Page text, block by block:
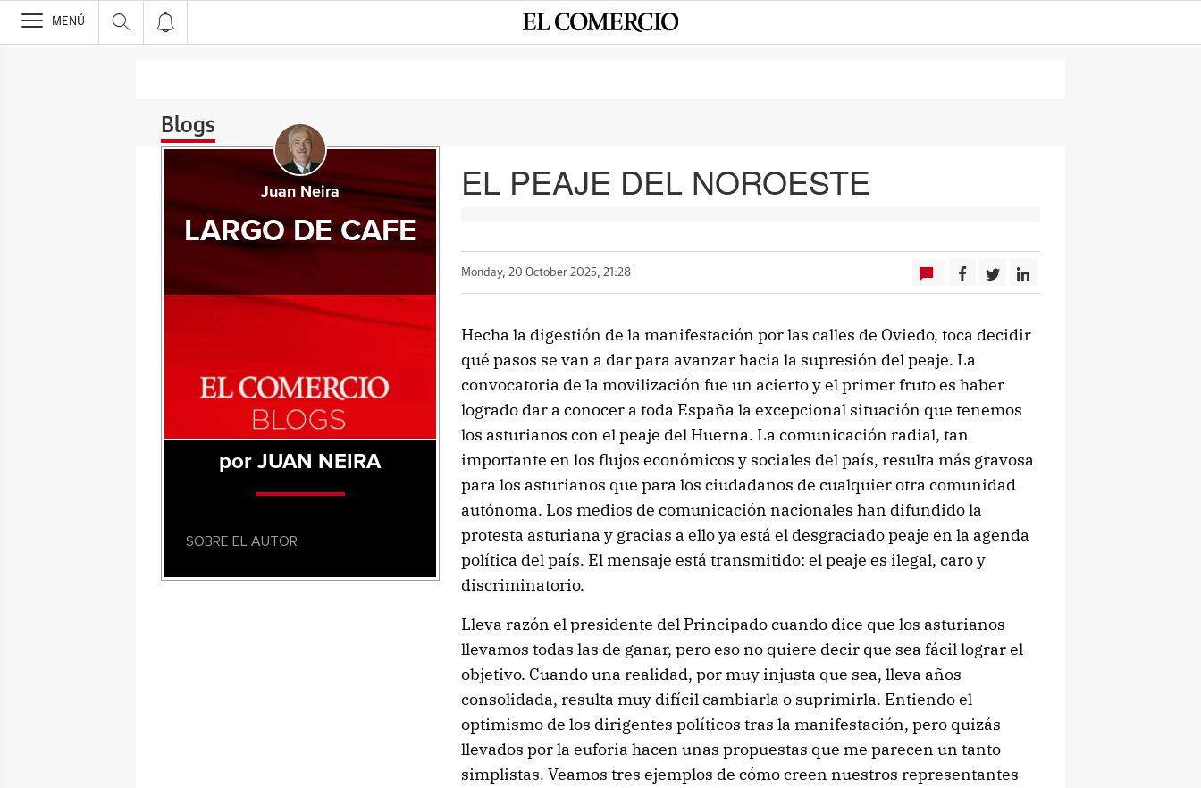
>
MENÚ
Blogs
EL PEAJE DEL NOROESTE
Monday, 20 October 2025, 21:28
Hecha la digestión de la manifestación por las calles de Oviedo, toca decidir
qué pasos se van a dar para avanzar hacia la supresión del peaje. La
convocatoria de la movilización fue un acierto y el primer fruto es haber
logrado dar a conocer a toda España la excepcional situación que tenemos
los asturianos con el peaje del Huerna. La comunicación radial, tan
importante en los flujos económicos y sociales del país, resulta más gravosa
para los asturianos que para los ciudadanos de cualquier otra comunidad
autónoma. Los medios de comunicación nacionales han difundido la
protesta asturiana y gracias a ello ya está el desgraciado peaje en la agenda
política del país. El mensaje está transmitido: el peaje es ilegal, caro y
discriminatorio.
Lleva razón el presidente del Principado cuando dice que los asturianos
llevamos todas las de ganar, pero eso no quiere decir que sea fácil lograr el
objetivo. Cuando una realidad, por muy injusta que sea, lleva años
consolidada, resulta muy difícil cambiarla o suprimirla. Entiendo el
optimismo de los dirigentes políticos tras la manifestación, pero quizás
llevados por la euforia hacen unas propuestas que me parecen un tanto
simplistas. Veamos tres ejemplos de cómo creen nuestros representantes
Juan Neira
LARGO DE CAFE
por JUAN NEIRA
SOBRE EL AUTOR